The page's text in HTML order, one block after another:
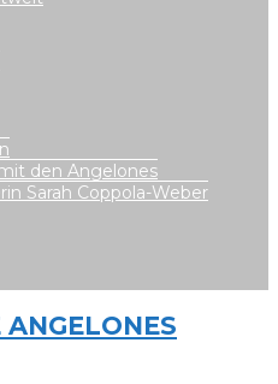
den Angelones
Sarah Coppola-Weber